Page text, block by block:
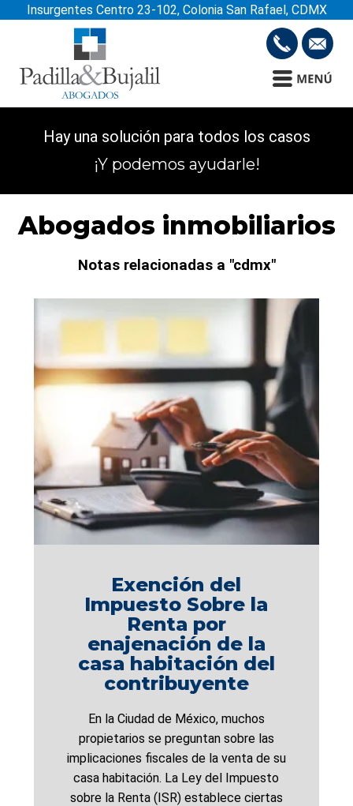
Insurgentes Centro 23-102, Colonia San Rafael, CDMX
Hay una solución para todos los casos
¡Y podemos ayudarle!
Abogados inmobiliarios
Notas relacionadas a "cdmx"
Exención del
Impuesto Sobre la
Renta por
enajenación de la
casa habitación del
contribuyente
En la Ciudad de México, muchos
propietarios se preguntan sobre las
implicaciones fiscales de la venta de su
casa habitación. La Ley del Impuesto
sobre la Renta (ISR) establece ciertas